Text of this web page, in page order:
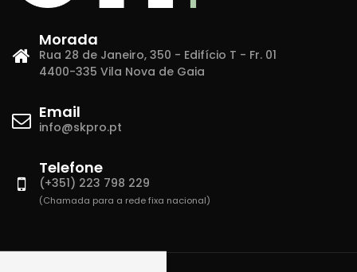
Morada
Rua 28 de Janeiro, 350 - Edifício T - Fr. 01
4400-335 Vila Nova de Gaia
Email
info@skpro.pt
Telefone
(+351) 223 798 229
(Chamada para a rede fixa nacional)